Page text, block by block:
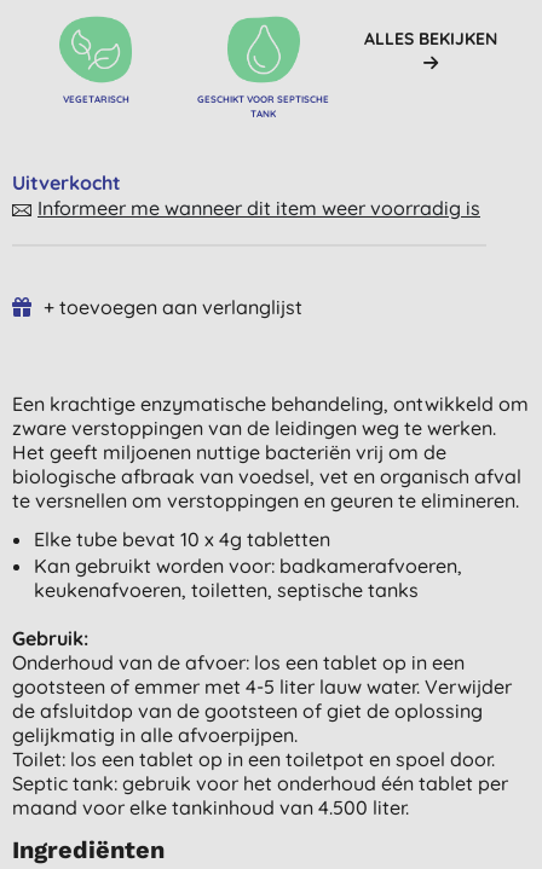
VEGETARISCH
GESCHIKT VOOR SEPTISCHE
TANK
ALLES BEKIJKEN
Uitverkocht
Informeer me wanneer dit item weer voorradig is
+ toevoegen aan verlanglijst
Een krachtige enzymatische behandeling, ontwikkeld om
zware verstoppingen van de leidingen weg te werken.
Het geeft miljoenen nuttige bacteriën vrij om de
biologische afbraak van voedsel, vet en organisch afval
te versnellen om verstoppingen en geuren te elimineren.
Elke tube bevat 10 x 4g tabletten
Kan gebruikt worden voor: badkamerafvoeren,
keukenafvoeren, toiletten, septische tanks
Gebruik:
Onderhoud van de afvoer: los een tablet op in een
gootsteen of emmer met 4-5 liter lauw water. Verwijder
de afsluitdop van de gootsteen of giet de oplossing
gelijkmatig in alle afvoerpijpen.
Toilet: los een tablet op in een toiletpot en spoel door.
Septic tank: gebruik voor het onderhoud één tablet per
maand voor elke tankinhoud van 4.500 liter.
Ingrediënten